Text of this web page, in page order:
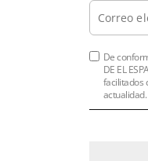
De
DE EL
facilitados
actualidad.